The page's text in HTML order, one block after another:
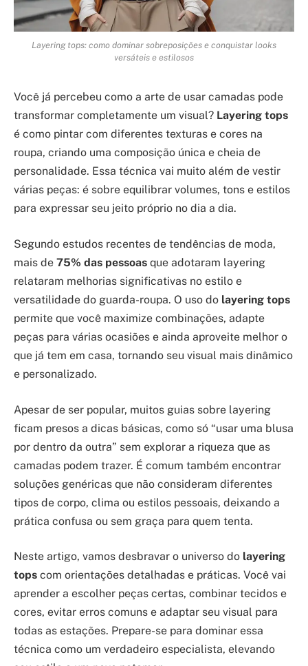
Layering tops: como dominar sobreposições e conquistar looks
versáteis e estilosos
Você já percebeu como a arte de usar camadas pode
transformar completamente um visual? Layering tops
é como pintar com diferentes texturas e cores na
roupa, criando uma composição única e cheia de
personalidade. Essa técnica vai muito além de vestir
várias peças: é sobre equilibrar volumes, tons e estilos
para expressar seu jeito próprio no dia a dia.
Segundo estudos recentes de tendências de moda,
mais de 75% das pessoas que adotaram layering
relataram melhorias significativas no estilo e
versatilidade do guarda-roupa. O uso do layering tops
permite que você maximize combinações, adapte
peças para várias ocasiões e ainda aproveite melhor o
que já tem em casa, tornando seu visual mais dinâmico
e personalizado.
Apesar de ser popular, muitos guias sobre layering
ficam presos a dicas básicas, como só “usar uma blusa
por dentro da outra” sem explorar a riqueza que as
camadas podem trazer. É comum também encontrar
soluções genéricas que não consideram diferentes
tipos de corpo, clima ou estilos pessoais, deixando a
prática confusa ou sem graça para quem tenta.
Neste artigo, vamos desbravar o universo do layering
tops com orientações detalhadas e práticas. Você vai
aprender a escolher peças certas, combinar tecidos e
cores, evitar erros comuns e adaptar seu visual para
todas as estações. Prepare-se para dominar essa
técnica como um verdadeiro especialista, elevando